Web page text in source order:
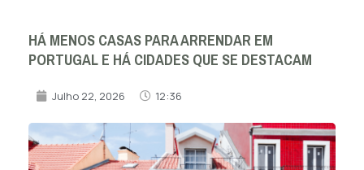
HÁ MENOS CASAS PARA ARRENDAR EM
PORTUGAL E HÁ CIDADES QUE SE DESTACAM
Julho 22, 2026 12:36